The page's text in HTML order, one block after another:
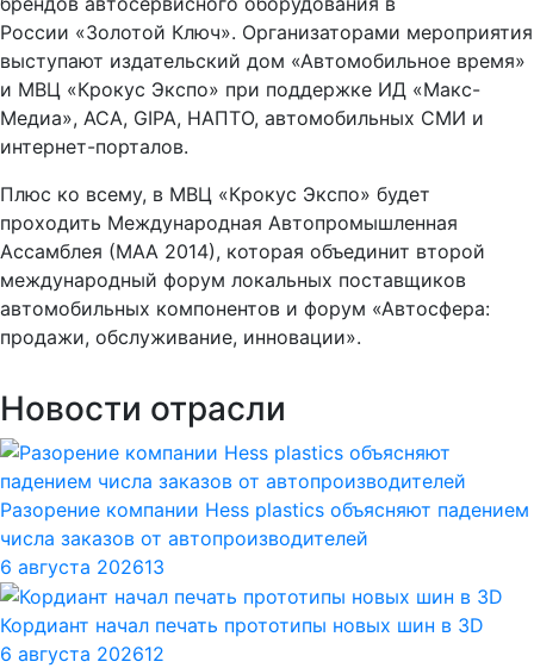
России «Золотой Ключ». Организаторами мероприятия
выступают издательский дом «Автомобильное время»
и МВЦ «Крокус Экспо» при поддержке ИД «Макс-
Медиа», АСА, GIPA, НАПТО, автомобильных СМИ и
интернет-порталов.
Плюс ко всему, в МВЦ «Крокус Экспо» будет
проходить Международная Автопромышленная
Ассамблея (МАА 2014), которая объединит второй
международный форум локальных поставщиков
автомобильных компонентов и форум «Автосфера:
продажи, обслуживание, инновации».
Новости отрасли
Разорение компании Hess plastics объясняют падением
числа заказов от автопроизводителей
6 августа 202613
Кордиант начал печать прототипы новых шин в 3D
6 августа 202612